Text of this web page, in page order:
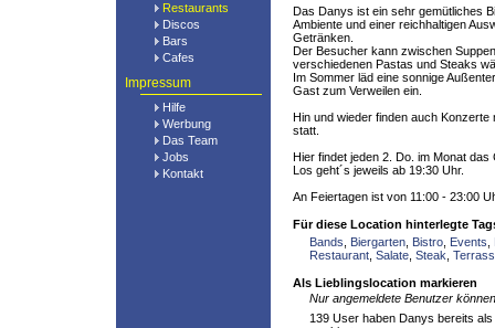
Restaurants
Discos
Bars
Cafes
Impressum
Hilfe
Werbung
Das Team
Jobs
Kontakt
Das Danys ist ein sehr gemütliches
Ambiente und einer reichhaltigen
Getränken.
Der Besucher kann zwischen
verschiedenen Pastas und Steaks
Im Sommer läd eine sonnige
Gast zum Verweilen ein.
Hin und wieder finden auch Konzerte
statt.
Hier findet jeden 2. Do. im Monat das
Los geht´s jeweils ab 19:30 Uhr.
An Feiertagen ist von 11:00 - 23:00
Für diese Location hinterlegte
Bands
Biergarten Bistro Events
Restaurant Salate Steak
Als Lieblingslocation markieren
Nur angemeldete Benutzer
139 User haben Danys bereits